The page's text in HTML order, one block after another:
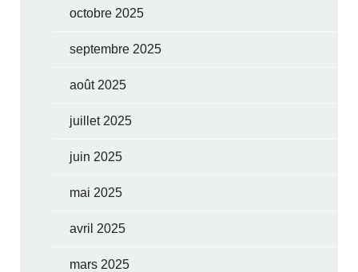
octobre 2025
septembre 2025
août 2025
juillet 2025
juin 2025
mai 2025
avril 2025
mars 2025